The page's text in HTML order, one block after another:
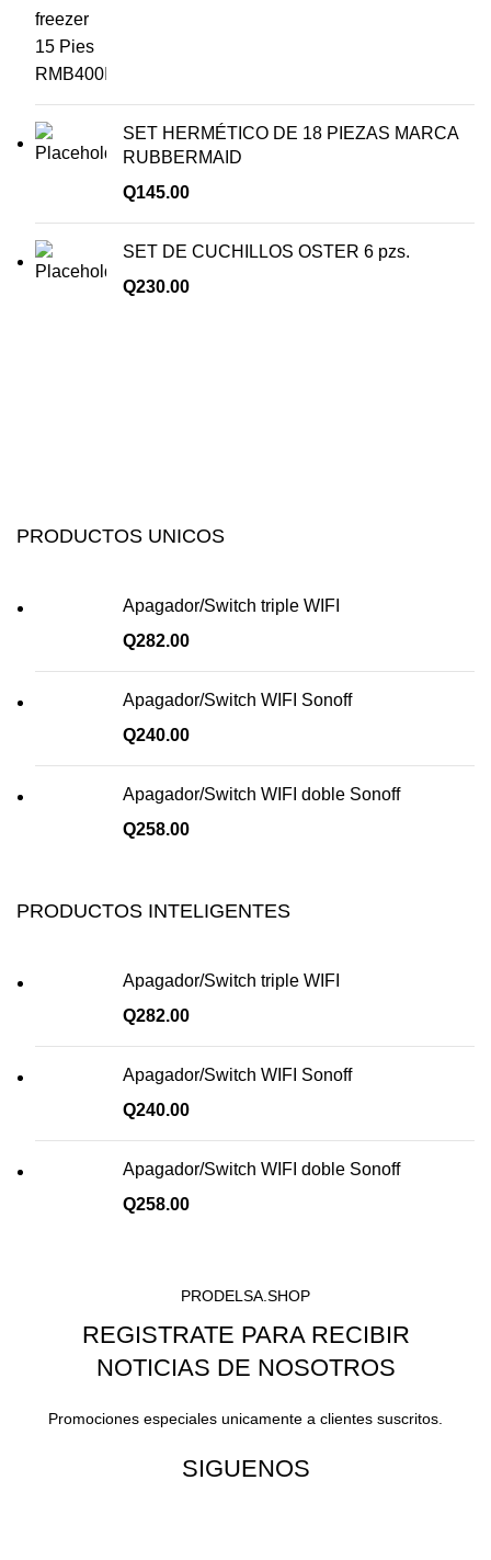
SET HERMÉTICO DE 18 PIEZAS MARCA
RUBBERMAID
Q145.00
SET DE CUCHILLOS OSTER 6 pzs.
Q230.00
PRODUCTOS UNICOS
Apagador/Switch triple WIFI
Q282.00
Apagador/Switch WIFI Sonoff
Q240.00
Apagador/Switch WIFI doble Sonoff
Q258.00
PRODUCTOS INTELIGENTES
Apagador/Switch triple WIFI
Q282.00
Apagador/Switch WIFI Sonoff
Q240.00
Apagador/Switch WIFI doble Sonoff
Q258.00
PRODELSA.SHOP
REGISTRATE PARA RECIBIR
NOTICIAS DE NOSOTROS
Promociones especiales unicamente a clientes suscritos.
SIGUENOS